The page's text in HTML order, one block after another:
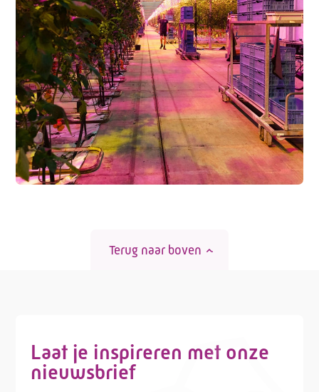
Terug naar boven
Laat je inspireren met onze
nieuwsbrief